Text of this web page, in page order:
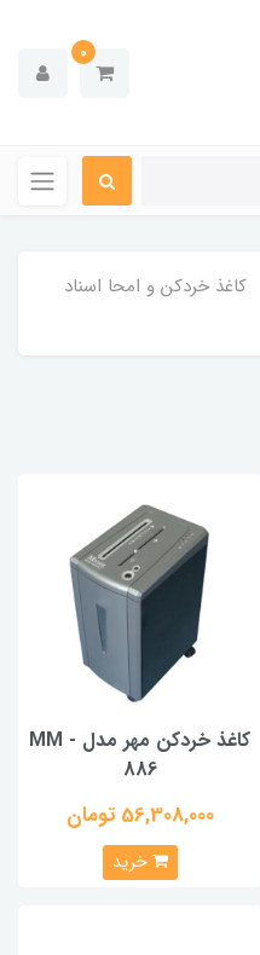
0
کاغذ خردکن و امحا اسناد
کاغذ خردکن مهر مدل MM -
886
56,308,000 تومان
خرید